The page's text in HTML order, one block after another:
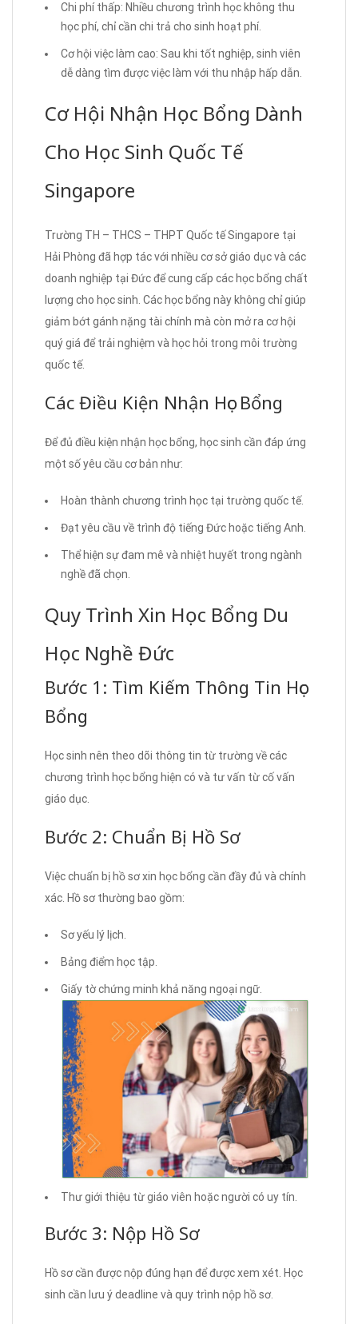
Chi phí thấp: Nhiều chương trình học không thu
học phí, chỉ cần chi trả cho sinh hoạt phí.
Cơ hội việc làm cao: Sau khi tốt nghiệp, sinh viên
dễ dàng tìm được việc làm với thu nhập hấp dẫn.
Cơ Hội Nhận Học Bổng Dành
Cho Học Sinh Quốc Tế
Singapore
Trường TH – THCS – THPT Quốc tế Singapore tại
Hải Phòng đã hợp tác với nhiều cơ sở giáo dục và các
doanh nghiệp tại Đức để cung cấp các học bổng chất
lượng cho học sinh. Các học bổng này không chỉ giúp
giảm bớt gánh nặng tài chính mà còn mở ra cơ hội
quý giá để trải nghiệm và học hỏi trong môi trường
quốc tế.
Các Điều Kiện Nhận Học Bổng
Để đủ điều kiện nhận học bổng, học sinh cần đáp ứng
một số yêu cầu cơ bản như:
Hoàn thành chương trình học tại trường quốc tế.
Đạt yêu cầu về trình độ tiếng Đức hoặc tiếng Anh.
Thể hiện sự đam mê và nhiệt huyết trong ngành
nghề đã chọn.
Quy Trình Xin Học Bổng Du
Học Nghề Đức
Bước 1: Tìm Kiếm Thông Tin Học
Bổng
Học sinh nên theo dõi thông tin từ trường về các
chương trình học bổng hiện có và tư vấn từ cố vấn
giáo dục.
Bước 2: Chuẩn Bị Hồ Sơ
Việc chuẩn bị hồ sơ xin học bổng cần đầy đủ và chính
xác. Hồ sơ thường bao gồm:
Sơ yếu lý lịch.
Bảng điểm học tập.
Giấy tờ chứng minh khả năng ngoại ngữ.
Thư giới thiệu từ giáo viên hoặc người có uy tín.
Bước 3: Nộp Hồ Sơ
Hồ sơ cần được nộp đúng hạn để được xem xét. Học
sinh cần lưu ý deadline và quy trình nộp hồ sơ.